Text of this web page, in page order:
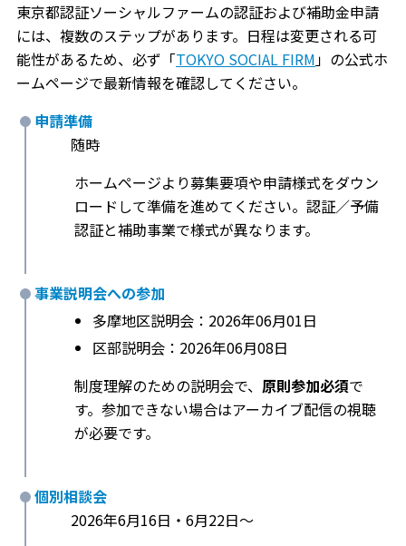
東京都認証ソーシャルファームの認証および補助金申請
には、複数のステップがあります。日程は変更される可
能性があるため、必ず「TOKYO SOCIAL FIRM」の公式ホ
ームページで最新情報を確認してください。
申請準備
随時
ホームページより募集要項や申請様式をダウン
ロードして準備を進めてください。認証／予備
認証と補助事業で様式が異なります。
事業説明会への参加
多摩地区説明会：2026年06月01日
区部説明会：2026年06月08日
制度理解のための説明会で、 原則参加必須で
す。参加できない場合はアーカイブ配信の視聴
が必要です。
個別相談会
2026年6月16日・6月22日〜